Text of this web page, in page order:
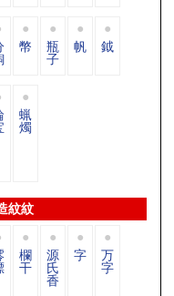
幣 瓶
子
帆 鉞
蝋
燭
紋紋
欄
干
源
氏
香
字 万
字